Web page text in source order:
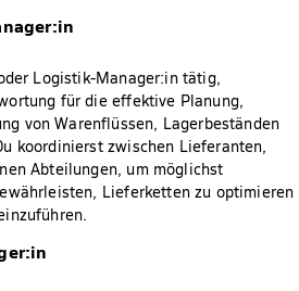
Logistik-Manager:in tätig,
für die effektive Planung,
von Warenflüssen, Lagerbeständen
koordinierst zwischen Lieferanten,
Abteilungen, um möglichst
Lieferketten zu optimieren